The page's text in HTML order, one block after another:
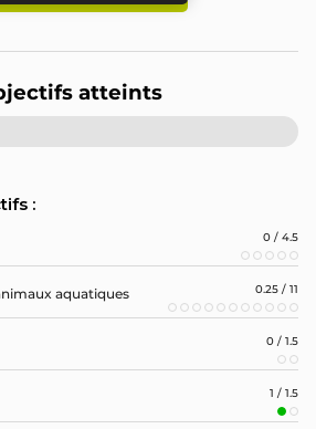
atteints
:
0 / 4.5
aquatiques 0.25 / 11
0 / 1.5
1 / 1.5